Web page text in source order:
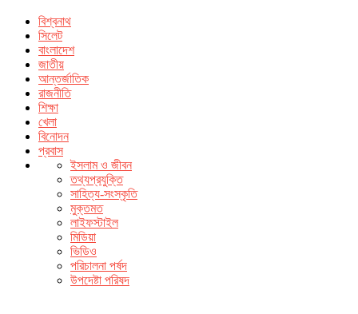
বিশ্বনাথ
সিলেট
বাংলাদেশ
জাতীয়
আন্তর্জাতিক
রাজনীতি
শিক্ষা
খেলা
বিনোদন
প্রবাস
ইসলাম ও জীবন
তথ্যপ্রযুক্তি
সাহিত্য-সংস্কৃতি
মুক্তমত
লাইফস্টাইল
মিডিয়া
ভিডিও
পরিচালনা পর্ষদ
উপদেষ্টা পরিষদ